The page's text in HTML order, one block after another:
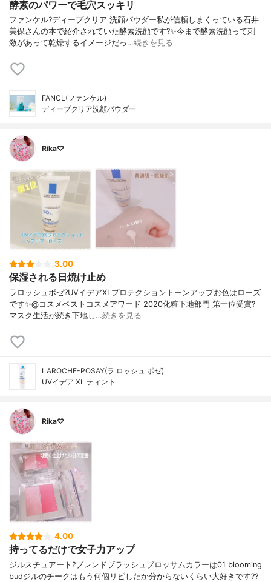
酵素のパワーで毛穴スッキリ
ファンケル?ディープクリア 洗顔パウダー私が信頼しまくっている石井
美保さんの本で紹介されていた酵素洗顔です?✨今まで酵素洗顔って刺
激があって乾燥するイメージだっ…続きを見る
FANCL(ファンケル)
ディープクリア洗顔パウダー
Rika♡
3.00
保湿される日焼け止め
ラロッシュポゼ?UVイデアXLプロテクショントーンアップお色はローズ
です✨@コスメベストコスメアワード 2020化粧下地部門 第一位受賞?
マスク生活が続き下地し…続きを見る
LAROCHE-POSAY(ラ ロッシュ ポゼ)
UVイデア XL ティント
Rika♡
4.00
持ってるだけで女子力アップ
ジルスチュアート?ブレンドブラッシュブロッサムカラーは01 blooming
budジルのチークはもう何個リピしたか分からないくらい大好きです??